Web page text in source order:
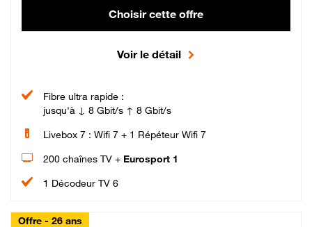
Choisir cette offre
Voir le détail
Fibre ultra rapide :
jusqu'à ↓ 8 Gbit/s ↑ 8 Gbit/s
Livebox 7 : Wifi 7 + 1 Répéteur Wifi 7
200 chaînes TV + Eurosport 1
1 Décodeur TV 6
Offre - 26 ans